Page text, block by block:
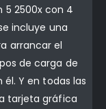
5 2500x con 4
incluye una
arrancar el
de carga de
Y en todas las
tarjeta gráfica